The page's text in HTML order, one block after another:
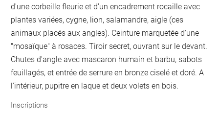
d'une corbeille fleurie et d'un encadrement rocaille avec
plantes variées, cygne, lion, salamandre, aigle (ces
animaux placés aux angles). Ceinture marquetée d'une
"mosaïque" à rosaces. Tiroir secret, ouvrant sur le devant.
Chutes d'angle avec mascaron humain et barbu, sabots
feuillagés, et entrée de serrure en bronze ciselé et doré. A
l'intérieur, pupitre en laque et deux volets en bois.
Inscriptions